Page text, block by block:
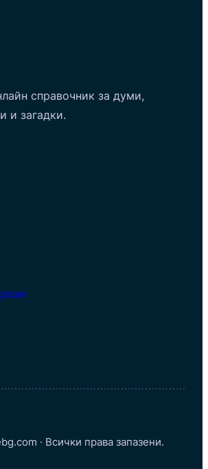
справочник за думи,
и загадки.
· Всички права запазени.